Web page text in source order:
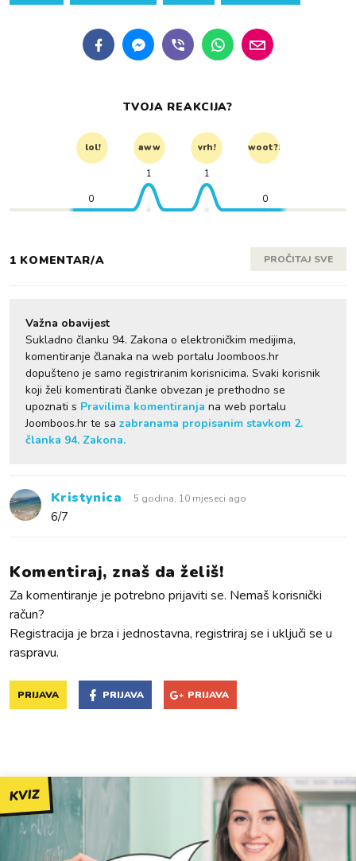
TVOJA REAKCIJA?
lol! aww vrh! woot?!
0
1 1
0
1 KOMENTAR/A PROČITAJ SVE
Važna obavijest
Sukladno članku 94. Zakona o elektroničkim medijima,
komentiranje članaka na web portalu Joomboos.hr
dopušteno je samo registriranim korisnicima. Svaki korisnik
koji želi komentirati članke obvezan je prethodno se
upoznati s Pravilima komentiranja na web portalu
Joomboos.hr te sa zabranama propisanim stavkom 2.
članka 94. Zakona.
Kristynica 5 godina, 10 mjeseci ago
6/7
Komentiraj, znaš da želiš!
Za komentiranje je potrebno prijaviti se. Nemaš korisnički
račun?
Registracija je brza i jednostavna, registriraj se i uključi se u
raspravu.
PRIJAVA PRIJAVA PRIJAVA
KVIZ